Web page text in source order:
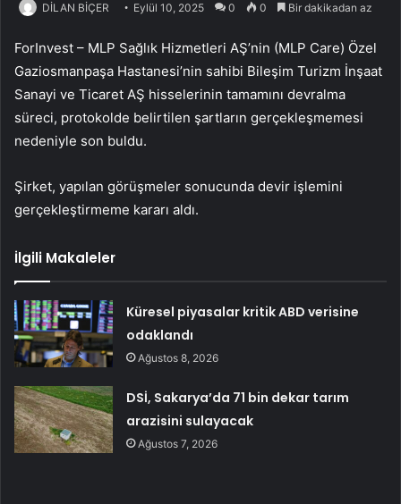
DİLAN BİÇER Eylül 10, 2025 0 0 Bir dakikadan az
ForInvest – MLP Sağlık Hizmetleri AŞ’nin (MLP Care) Özel
Gaziosmanpaşa Hastanesi’nin sahibi Bileşim Turizm İnşaat
Sanayi ve Ticaret AŞ hisselerinin tamamını devralma
süreci, protokolde belirtilen şartların gerçekleşmemesi
nedeniyle son buldu.
Şirket, yapılan görüşmeler sonucunda devir işlemini
gerçekleştirmeme kararı aldı.
İlgili Makaleler
Küresel piyasalar kritik ABD verisine
odaklandı
Ağustos 8, 2026
DSİ, Sakarya’da 71 bin dekar tarım
arazisini sulayacak
Ağustos 7, 2026